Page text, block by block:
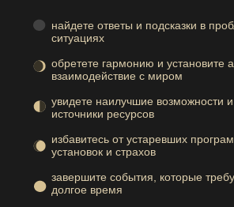
найдете ответы и подсказки в
ситуациях
обретете гармонию и установите
взаимодействие с миром
увидете наилучшие возможности
источники ресурсов
избавитесь от устаревших
установок и страхов
завершите события, которые
долгое время